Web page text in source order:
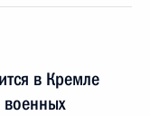
в Кремле
военных